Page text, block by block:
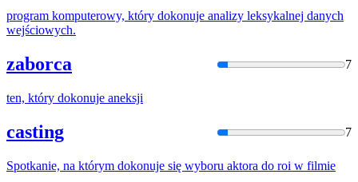
program komputerowy, który dokonuje analizy leksykalnej danych
wejściowych.
zaborca 7
ten, który dokonuje aneksji
casting 7
Spotkanie, na którym dokonuje się wyboru aktora do roi w filmie